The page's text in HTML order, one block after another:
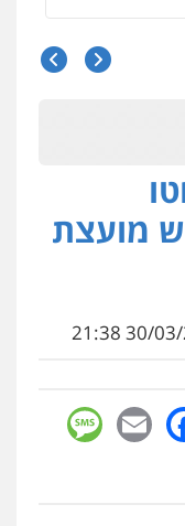
עורכי דין לענייני
פלילי
פשיעה חמורה
מועצת
Facebook
Email